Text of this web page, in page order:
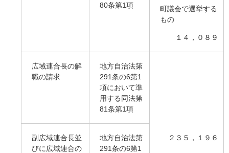
80条第1項
町議会で選挙する
もの
１４，０８９
広域連合長の解
職の請求
地方自治法第
291条の6第1
項において準
用する同法第
81条第1項
２３５，１９６
副広域連合長並
びに広域連合の
地方自治法第
291条の6第1